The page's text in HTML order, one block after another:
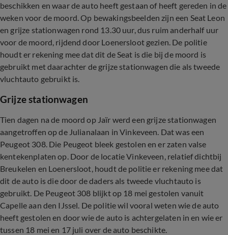
beschikken en waar de auto heeft gestaan of heeft gereden in de
weken voor de moord. Op bewakingsbeelden zijn een Seat Leon
en grijze stationwagen rond 13.30 uur, dus ruim anderhalf uur
voor de moord, rijdend door Loenersloot gezien. De politie
houdt er rekening mee dat dit de Seat is die bij de moord is
gebruikt met daarachter de grijze stationwagen die als tweede
vluchtauto gebruikt is.
Grijze stationwagen
Tien dagen na de moord op Jaïr werd een grijze stationwagen
aangetroffen op de Julianalaan in Vinkeveen. Dat was een
Peugeot 308. Die Peugeot bleek gestolen en er zaten valse
kentekenplaten op. Door de locatie Vinkeveen, relatief dichtbij
Breukelen en Loenersloot, houdt de politie er rekening mee dat
dit de auto is die door de daders als tweede vluchtauto is
gebruikt. De Peugeot 308 blijkt op 18 mei gestolen vanuit
Capelle aan den IJssel. De politie wil vooral weten wie de auto
heeft gestolen en door wie de auto is achtergelaten in en wie er
tussen 18 mei en 17 juli over de auto beschikte.